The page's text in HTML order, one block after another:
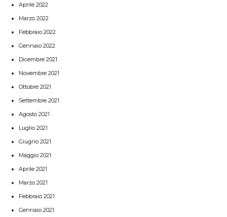
Aprile 2022
Marzo 2022
Febbraio 2022
Gennaio 2022
Dicembre 2021
Novembre 2021
Ottobre 2021
Settembre 2021
Agosto 2021
Luglio 2021
Giugno 2021
Maggio 2021
Aprile 2021
Marzo 2021
Febbraio 2021
Gennaio 2021